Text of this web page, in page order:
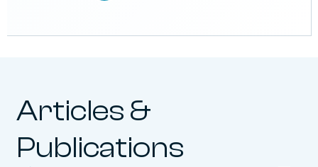
Articles &
Publications